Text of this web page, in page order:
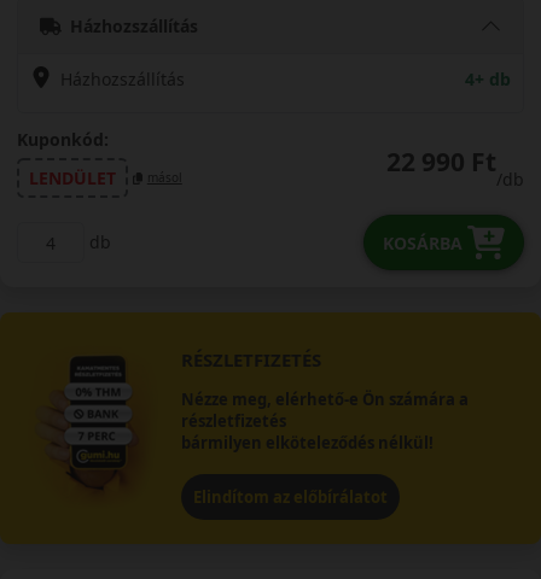
Házhozszállítás
Házhozszállítás 4+ db
Kuponkód:
LENDÜLET
másol 22 990 Ft
/db
db KOSÁRBA
RÉSZLETFIZETÉS
Nézze meg, elérhető-e Ön számára a
részletfizetés
bármilyen elköteleződés nélkül!
Elindítom az előbírálatot